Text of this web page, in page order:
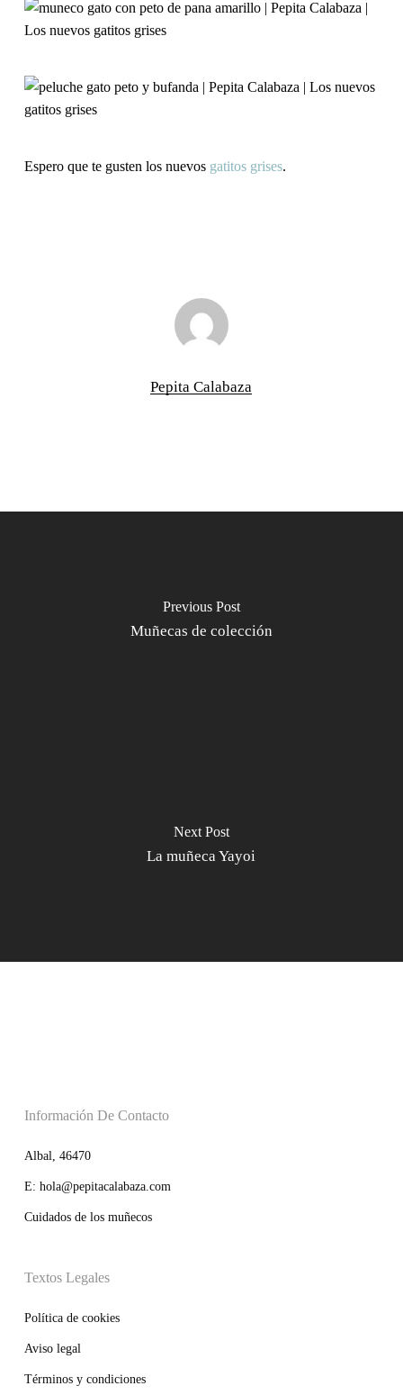
Espero que te gusten los nuevos gatitos grises.
Pepita Calabaza
Previous Post
Muñecas de colección
Next Post
La muñeca Yayoi
Información De Contacto
Albal, 46470
E: hola@pepitacalabaza.com
Cuidados de los muñecos
Textos Legales
Política de cookies
Aviso legal
Términos y condiciones